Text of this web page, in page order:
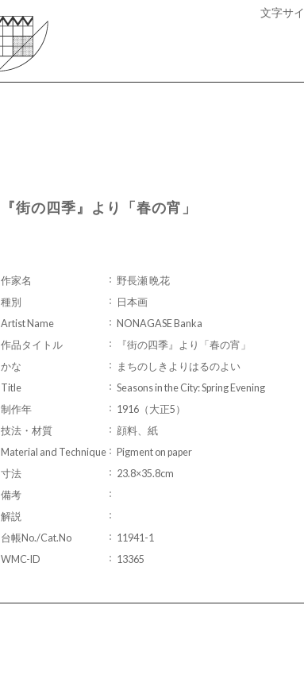
文字サイ
『街の四季』より「春の宵」
作家名
野長瀬 晩花
種別
日本画
Artist Name
NONAGASE Banka
作品タイトル
『街の四季』より「春の宵」
かな
まちのしきよりはるのよい
Title
Seasons in the City: Spring Evening
制作年
1916（大正5）
技法・材質
顔料、紙
Material and Technique
Pigment on paper
寸法
23.8×35.8cm
備考
解説
台帳No./Cat.No
11941-1
WMC-ID
13365